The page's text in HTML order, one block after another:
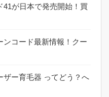
が日本で発売開始！買
コード最新情報！クー
ザー育毛器 ってどう？へ